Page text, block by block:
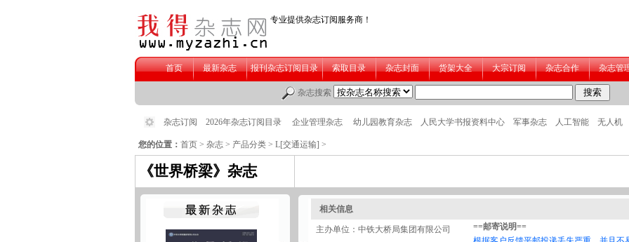
您的位置： 首页 > 杂志 > 产品分类 > L[交通运输] >
《世界桥梁》杂志
相关信息
主办单位：中铁大桥局集团有限公司